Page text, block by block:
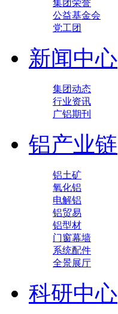
集团荣誉
公益基金会
党工团
新闻中心
集团动态
行业资讯
广铝期刊
铝产业链
铝土矿
氧化铝
电解铝
铝贸易
铝型材
门窗幕墙
系统配件
全景展厅
科研中心